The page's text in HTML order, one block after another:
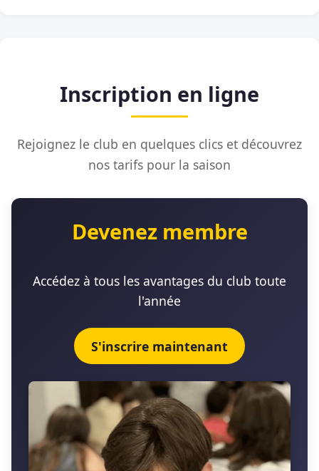
Inscription en ligne
Rejoignez le club en quelques clics et découvrez
nos tarifs pour la saison
Devenez membre
Accédez à tous les avantages du club toute
l'année
S'inscrire maintenant